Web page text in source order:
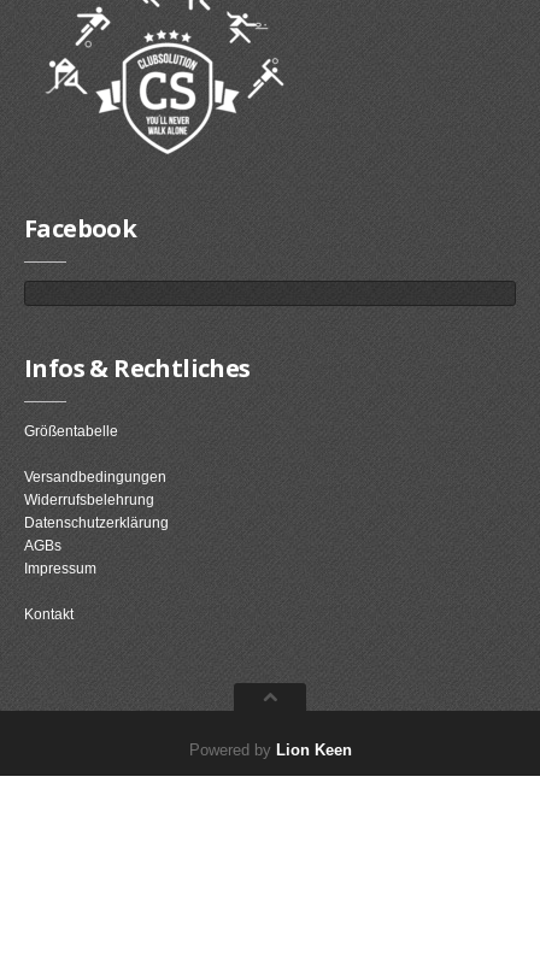
Facebook
Infos & Rechtliches
Größentabelle
Versandbedingungen
Widerrufsbelehrung
Datenschutzerklärung
AGBs
Impressum
Kontakt
Powered by Lion Keen